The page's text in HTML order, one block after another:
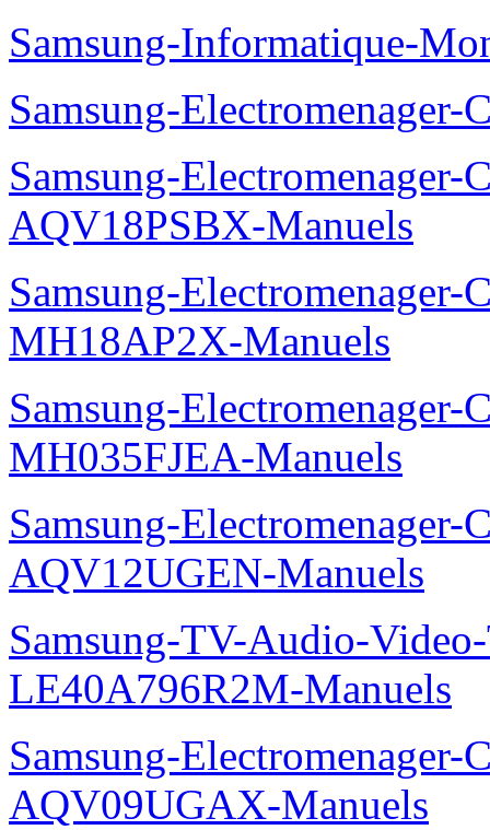
Samsung-Informatique-
Samsung-
Samsung-Electromenager-
AQV18PSBX-Manuels
Samsung-Electromenager-
MH18AP2X-Manuels
Samsung-Electromenager-
MH035FJEA-Manuels
Samsung-Electromenager-
AQV12UGEN-Manuels
Samsung-TV-Audio-
LE40A796R2M-Manuels
Samsung-Electromenager-
AQV09UGAX-Manuels